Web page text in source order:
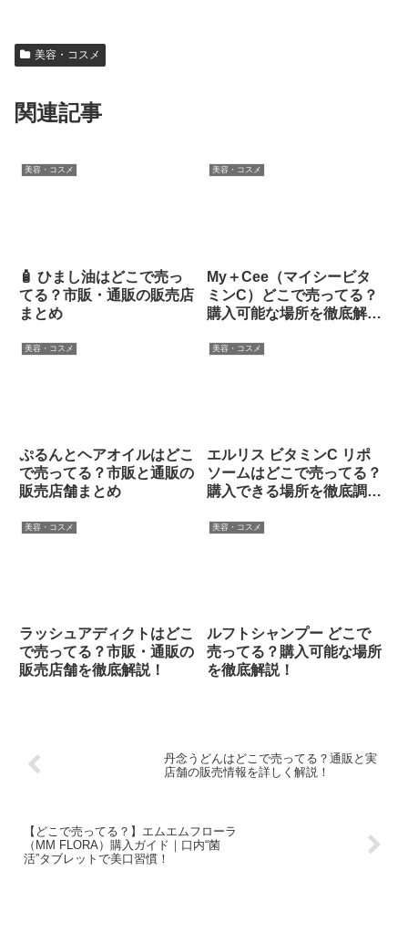
美容・コスメ
関連記事
美容・コスメ
🧴 ひまし油はどこで売っ
てる？市販・通販の販売店
まとめ
美容・コスメ
My＋Cee（マイシービタ
ミンC）どこで売ってる？
購入可能な場所を徹底解
美容・コスメ
ぷるんとヘアオイルはどこ
で売ってる？市販と通販の
販売店舗まとめ
美容・コスメ
エルリス ビタミンC リポ
ソームはどこで売ってる？
購入できる場所を徹底調
美容・コスメ
ラッシュアディクトはどこ
で売ってる？市販・通販の
販売店舗を徹底解説！
美容・コスメ
ルフトシャンプー どこで
売ってる？購入可能な場所
を徹底解説！
丹念うどんはどこで売ってる？通販と実
店舗の販売情報を詳しく解説！
【どこで売ってる？】エムエムフローラ
（MM FLORA）購入ガイド｜口内“菌
活”タブレットで美口習慣！